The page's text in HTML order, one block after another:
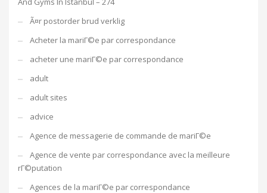
Ã¤r postorder brud verklig
Acheter la mariГ©e par correspondance
acheter une mariГ©e par correspondance
adult
adult sites
advice
Agence de messagerie de commande de mariГ©e
Agence de vente par correspondance avec la meilleure
rГ©putation
Agences de la mariГ©e par correspondance